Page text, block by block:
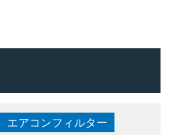
エアコンフィルター